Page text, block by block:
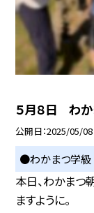
５月８日 わ
公開日 2025/05/08
●わかまつ学級
本日、わかまつ
ますように。